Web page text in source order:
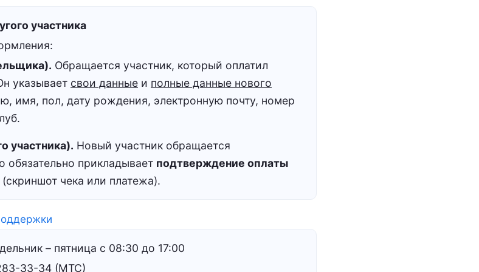
участника
Обращается участник, который оплатил
указывает свои данные и полные данные нового
имя, пол, дату рождения, электронную почту, номер
участника). Новый участник обращается
обязательно прикладывает подтверждение оплаты
(скриншот чека или платежа).
– пятница с 08:30 до 17:00
33-34 (МТС)